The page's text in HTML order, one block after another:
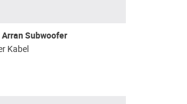
Subwoofer
Kabel